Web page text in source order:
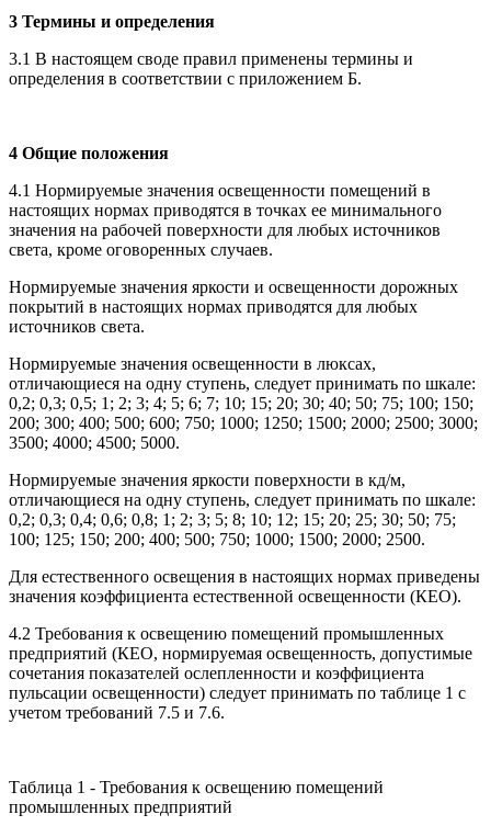
3 Термины и определения
3.1 В настоящем своде правил применены термины и
определения в соответствии с приложением Б.
4 Общие положения
4.1 Нормируемые значения освещенности помещений в
настоящих нормах приводятся в точках ее минимального
значения на рабочей поверхности для любых источников
света, кроме оговоренных случаев.
Нормируемые значения яркости и освещенности дорожных
покрытий в настоящих нормах приводятся для любых
источников света.
Нормируемые значения освещенности в люксах,
отличающиеся на одну ступень, следует принимать по шкале:
0,2; 0,3; 0,5; 1; 2; 3; 4; 5; 6; 7; 10; 15; 20; 30; 40; 50; 75; 100; 150;
200; 300; 400; 500; 600; 750; 1000; 1250; 1500; 2000; 2500; 3000;
3500; 4000; 4500; 5000.
Нормируемые значения яркости поверхности в кд/м,
отличающиеся на одну ступень, следует принимать по шкале:
0,2; 0,3; 0,4; 0,6; 0,8; 1; 2; 3; 5; 8; 10; 12; 15; 20; 25; 30; 50; 75;
100; 125; 150; 200; 400; 500; 750; 1000; 1500; 2000; 2500.
Для естественного освещения в настоящих нормах приведены
значения коэффициента естественной освещенности (КЕО).
4.2 Требования к освещению помещений промышленных
предприятий (КЕО, нормируемая освещенность, допустимые
сочетания показателей ослепленности и коэффициента
пульсации освещенности) следует принимать по таблице 1 с
учетом требований 7.5 и 7.6.
Таблица 1 - Требования к освещению помещений
промышленных предприятий